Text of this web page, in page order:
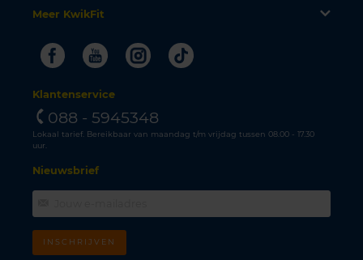
Meer KwikFit
FacebookYoutubeInstagram
Tiktok
Klantenservice
088 - 5945348
Lokaal tarief. Bereikbaar van maandag t/m vrijdag tussen 08.00 - 17.30
uur.
Nieuwsbrief
INSCHRIJVEN